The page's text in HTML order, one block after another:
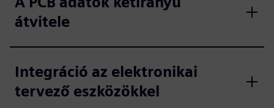
átvitele
Integráció az elektronikai
tervező eszközökkel